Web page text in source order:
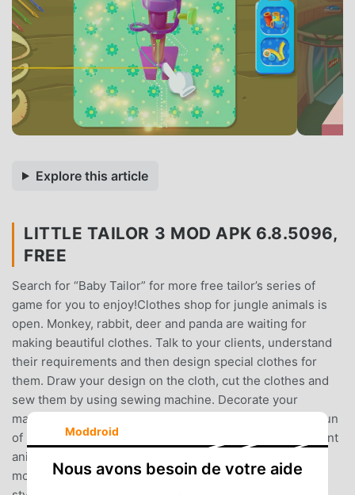
Explore this article
LITTLE TAILOR 3 MOD APK 6.8.5096,
FREE
Search for “Baby Tailor” for more free tailor’s series of
game for you to enjoy!Clothes shop for jungle animals is
open. Monkey, rabbit, deer and panda are waiting for
making beautiful clothes. Talk to your clients, understand
their requirements and then design special clothes for
them. Draw your design on the cloth, cut the clothes and
sew them by using sewing machine. Decorate your
masterpiece with colorful accessories. Experience the fun
of managing your own clothes shop. Features: 🌸Different
animals as your customer: rabbit🐰, deer🦌, panda🐼,
monkey🐵 and sheep🐑🌸Tons of colorful cloths and
Moddroid
Nous avons besoin de votre aide